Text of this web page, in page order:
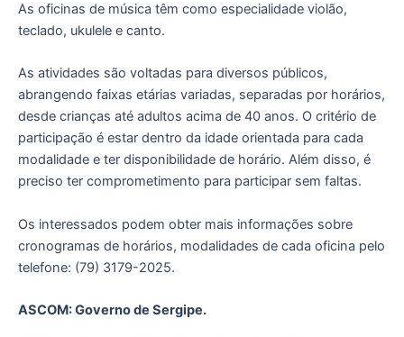
As oficinas de música têm como especialidade violão,
teclado, ukulele e canto.
As atividades são voltadas para diversos públicos,
abrangendo faixas etárias variadas, separadas por horários,
desde crianças até adultos acima de 40 anos. O critério de
participação é estar dentro da idade orientada para cada
modalidade e ter disponibilidade de horário. Além disso, é
preciso ter comprometimento para participar sem faltas.
Os interessados podem obter mais informações sobre
cronogramas de horários, modalidades de cada oficina pelo
telefone: (79) 3179-2025.
ASCOM: Governo de Sergipe.